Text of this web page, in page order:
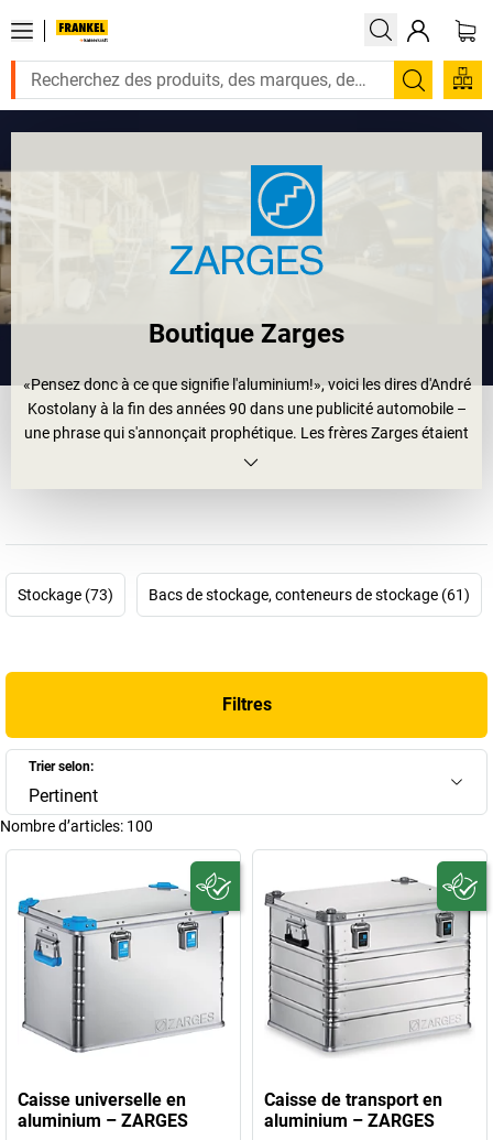
Boutique Zarges
«Pensez donc à ce que signifie l'aluminium!», voici les dires d'André
Kostolany à la fin des années 90 dans une publicité automobile –
une phrase qui s'annonçait prophétique. Les frères Zarges étaient
encore plus en avance sur leur temps: en 1933 déjà, ils fondèrent
l'emballage, du transport et du stockage, ainsi que celle des
fabrications spécialisées.
d'échafaudages, de plates-formes de travail, de passerelles,
convaincants de par leur robustesse, leur légèreté, leur résistance
également des solutions spécialisées particulièrement efficaces,
exigeantes, professionnelles et spécifiques.
Découvrez ici la diversité ZARGES pour l'industrie, le commerce et
les services, pour l'atelier, la maison et le jardin.
Stockage (73) Bacs de stockage, conteneurs de stockage (61)
Filtres
Trier selon:
Pertinent
Nombre d’articles: 100
Caisse universelle en
aluminium – ZARGES
Caisse de transport en
aluminium – ZARGES